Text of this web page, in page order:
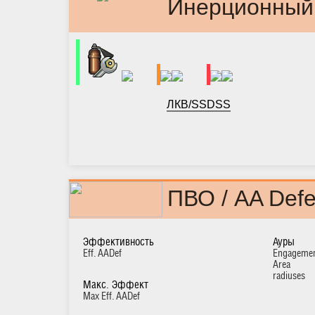
ЛКB/SSDSS
ПВО / AA
Эффективность
Eff. AADef
Макс. Эффект
Max Eff. AADef
Ауры
Area
radiuses